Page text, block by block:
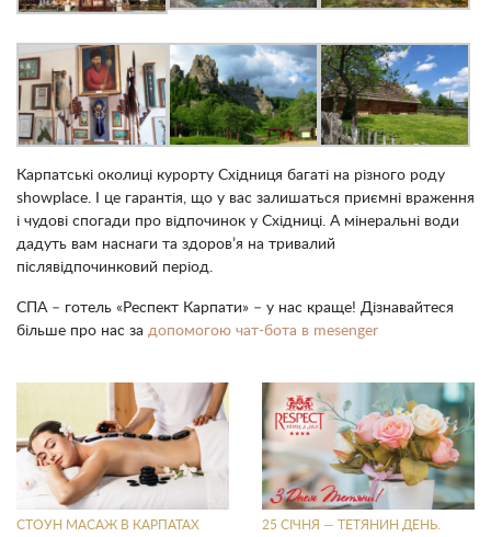
Карпатські околиці курорту Східниця багаті на різного роду
showplace. І це гарантія, що у вас залишаться приємні враження
і чудові спогади про відпочинок у Східниці. А мінеральні води
дадуть вам наснаги та здоров’я на тривалий
післявідпочинковий період.
СПА – готель «Респект Карпати» – у нас краще! Дізнавайтеся
більше про нас за допомогою чат-бота в mesenger
СТОУН МАСАЖ В КАРПАТАХ
25 СІЧНЯ — ТЕТЯНИН ДЕНЬ.